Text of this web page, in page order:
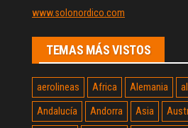
www.solonordico.com
TEMAS MÁS VISTOS
aerolineas Africa Alemania
Andalucía
Andorra Asia